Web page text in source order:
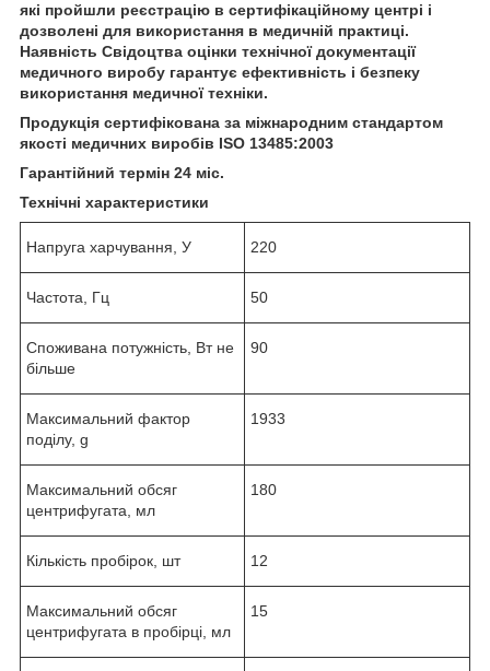
які пройшли реєстрацію в сертифікаційному центрі і
дозволені для використання в медичній практиці.
Наявність Свідоцтва оцінки технічної документації
медичного виробу гарантує ефективність і безпеку
використання медичної техніки.
Продукція сертифікована за міжнародним стандартом
якості медичних виробів ISO 13485:2003
Гарантійний термін 24 міс.
Технічні характеристики
Напруга харчування, У 220
Частота, Гц 50
Споживана потужність, Вт не
більше
90
Максимальний фактор
поділу, g
1933
Максимальний обсяг
центрифугата, мл
180
Кількість пробірок, шт 12
Максимальний обсяг
центрифугата в пробірці, мл
15